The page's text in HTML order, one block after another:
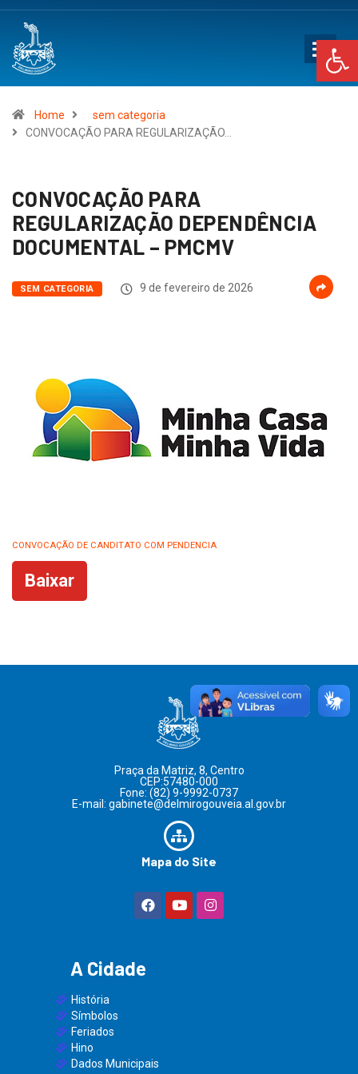
Home
sem categoria
CONVOCAÇÃO PARA REGULARIZAÇÃO…
CONVOCAÇÃO PARA
REGULARIZAÇÃO DEPENDÊNCIA
DOCUMENTAL – PMCMV
SEM CATEGORIA 9 de fevereiro de 2026
CONVOCAÇÃO DE CANDITATO COM PENDENCIA
Baixar
Praça da Matriz, 8, Centro
CEP:57480-000
Fone: (82) 9-9992-0737
E-mail: gabinete@delmirogouveia.al.gov.br
Mapa do Site
A Cidade
História
Símbolos
Feriados
Hino
Dados Municipais